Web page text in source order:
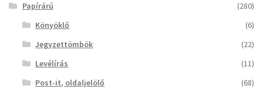
Papírárú
(280)
Könyöklő
(6)
Jegyzettömbök
(22)
Levélírás
(11)
Post-it, oldaljelölő
(68)